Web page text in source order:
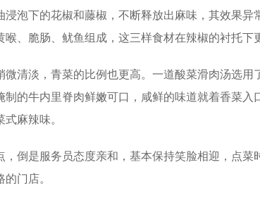
泡下的花椒和藤椒，不断释放出麻味，其效果异
、脆肠、鱿鱼组成，这三样食材在辣椒的衬托下
清淡，青菜的比例也更高。一道酸菜滑肉汤选
的牛内里脊肉鲜嫩可口，咸鲜的味道就着香菜
麻辣味。
倒是服务员态度亲和，基本保持笑脸相迎，点
门店。